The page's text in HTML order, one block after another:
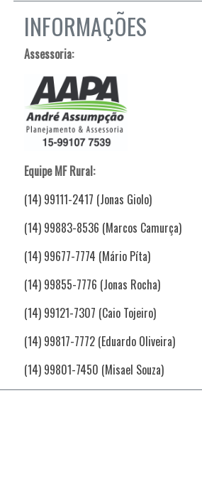
INFORMAÇÕES
Assessoria:
Equipe MF Rural:
(14) 99111-2417 (Jonas Giolo)
(14) 99883-8536 (Marcos Camurça)
(14) 99677-7774 (Mário Píta)
(14) 99855-7776 (Jonas Rocha)
(14) 99121-7307 (Caio Tojeiro)
(14) 99817-7772 (Eduardo Oliveira)
(14) 99801-7450 (Misael Souza)